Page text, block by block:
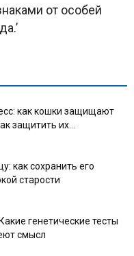
от особей
как кошки защищают
защитить их...
как сохранить его
старости
генетические тесты
смысл